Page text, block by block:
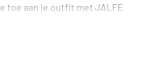
toe aan je outfit met JALFE